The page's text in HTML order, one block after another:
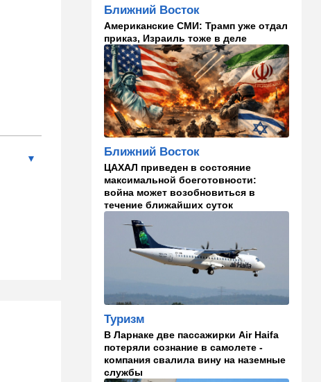
к опасной черте в
отношениях с Израилем:
провокационное заявление
13:45 В мире
Помидоры научились
предупреждать соседей об
опасном вирусе
13:22 Стиль жизни
Что действительно помогает
пережить израильскую
жару, а что является мифом.
Разбираемся
Израиль
США суют Израилю палки в
колеса после гибели
военных в Ливане
12:46 Спорт
Иранский режим получил
удар по самолюбию -
публично, от женщин, из
Австралии
11:49 Общество
Ближний Восток
Американские СМИ: Трамп уже отдал
приказ, Израиль тоже в деле
Ближний Восток
ЦАХАЛ приведен в состояние
максимальной боеготовности:
война может возобновиться в
течение ближайших суток
Туризм
В Ларнаке две пассажирки Air Haifa
потеряли сознание в самолете -
компания свалила вину на наземные
службы